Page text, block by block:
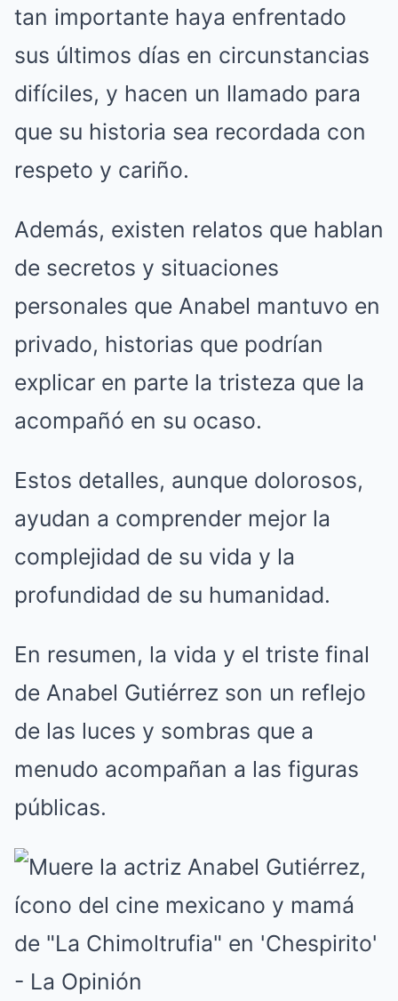
tan importante haya enfrentado
sus últimos días en circunstancias
difíciles, y hacen un llamado para
que su historia sea recordada con
respeto y cariño.
Además, existen relatos que hablan
de secretos y situaciones
personales que Anabel mantuvo en
privado, historias que podrían
explicar en parte la tristeza que la
acompañó en su ocaso.
Estos detalles, aunque dolorosos,
ayudan a comprender mejor la
complejidad de su vida y la
profundidad de su humanidad.
En resumen, la vida y el triste final
de Anabel Gutiérrez son un reflejo
de las luces y sombras que a
menudo acompañan a las figuras
públicas.